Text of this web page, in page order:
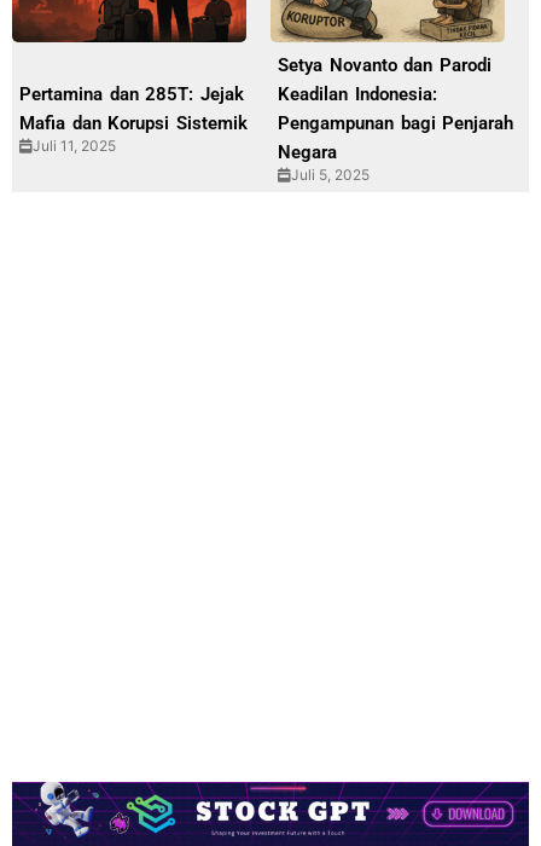
Pertamina dan 285T: Jejak
Mafia dan Korupsi Sistemik
Juli 11, 2025
Setya Novanto dan Parodi
Keadilan Indonesia:
Pengampunan bagi Penjarah
Negara
Juli 5, 2025